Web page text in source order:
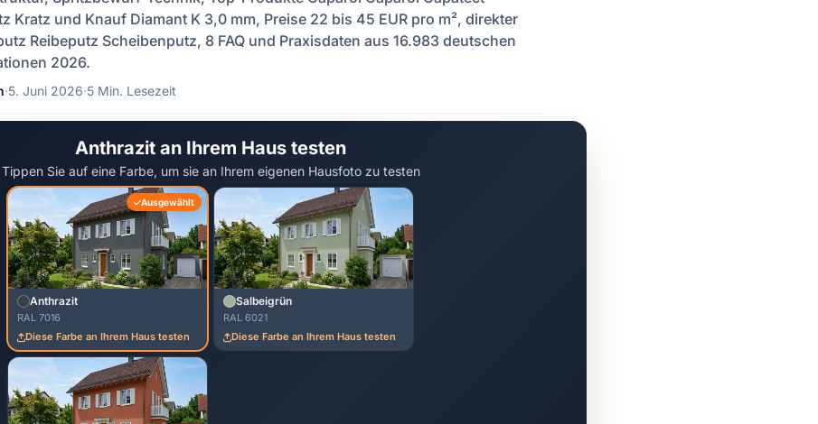
Kratz und Knauf Diamant K 3,0 mm, Preise 22 bis 45 EUR pro m², direkter
Reibeputz Scheibenputz, 8 FAQ und Praxisdaten aus 16.983 deutschen
2026.
·5. Juni 2026·5 Min. Lesezeit
Anthrazit an Ihrem Haus testen
Tippen Sie auf eine Farbe, um sie an Ihrem eigenen Hausfoto zu testen
Ausgewählt
Anthrazit
RAL 7016
Diese Farbe an Ihrem Haus testen
Salbeigrün
RAL 6021
Diese Farbe an Ihrem Haus testen